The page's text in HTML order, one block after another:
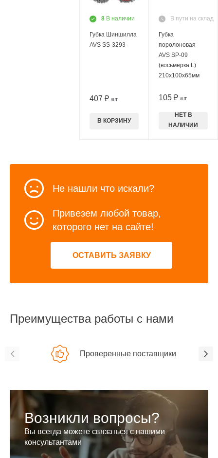
8 В наличии
Губка Шиншилла
AVS SS-3293
407 ₽ /ШТ
В КОРЗИНУ
В пути на склад
Губка
поролоновая
AVS SP-09
(восьмерка L)
210x100x65мм
105 ₽ /ШТ
НЕТ В
НАЛИЧИИ
Не нашли что искали?
Привезем любой товар,
которого нет на сайте!
ОСТАВИТЬ ЗАЯВКУ
Преимущества работы с нами
Проверенные поставщики
Возникли вопросы?
Вы всегда можете связаться с нашими
консультантами